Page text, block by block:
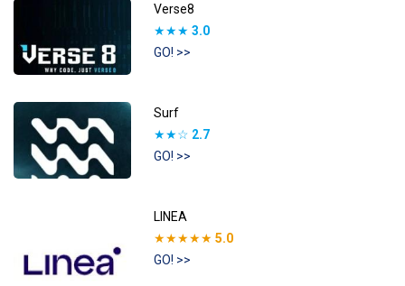
Verse8
★★★ 3.0
GO! >>
Surf
★★☆ 2.7
GO! >>
LINEA
★★★★★ 5.0
GO! >>